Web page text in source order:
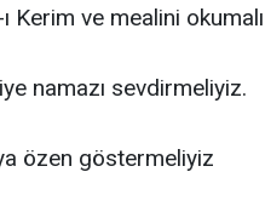
Kerim ve mealini okumalı
namazı sevdirmeliyiz.
özen göstermeliyiz